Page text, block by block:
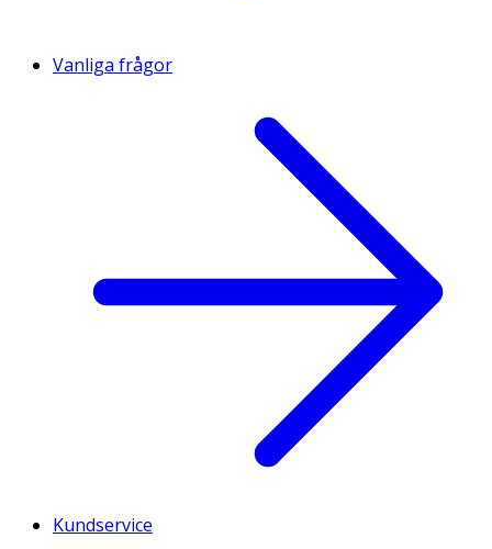
Vanliga frågor
Kundservice